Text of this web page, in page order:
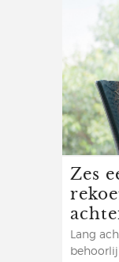
Zes
Lang